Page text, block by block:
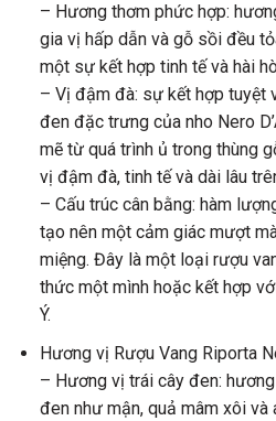
– Hương thơm phức hợp:
gia vị hấp dẫn và gỗ sồi đều
một sự kết hợp tinh tế và hài
– Vị đậm đà: sự kết hợp tuyệt
đen đặc trưng của nho Nero
mẽ từ quá trình ủ trong thùng
vị đậm đà, tinh tế và dài lâu
– Cấu trúc cân bằng: hàm
tạo nên một cảm giác mượt
miệng. Đây là một loại rượu
thức một mình hoặc kết hợp
Ý.
Hương vị Rượu Vang Riporta
– Hương vị trái cây đen:
đen như mận, quả mâm xôi và